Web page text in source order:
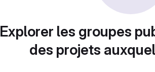
Explorer les groupes
des projets